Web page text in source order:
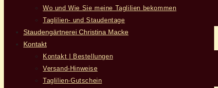
Wo und Wie Sie meine Taglilien bekommen
Taglilien- und Staudentage
Staudengärtnerei Christina Macke
Kontakt
Kontakt | Bestellungen
Versand-Hinweise
Taglilien-Gutschein